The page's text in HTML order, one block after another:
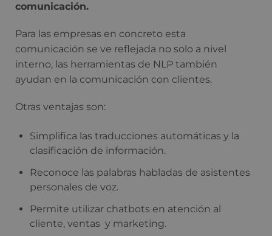
comunicación.
Para las empresas en concreto esta
comunicación se ve reflejada no solo a nivel
interno, las herramientas de NLP también
ayudan en la comunicación con clientes.
Otras ventajas son:
Simplifica las traducciones automáticas y la
clasificación de información.
Reconoce las palabras habladas de asistentes
personales de voz.
Permite utilizar chatbots en atención al
cliente, ventas y marketing.